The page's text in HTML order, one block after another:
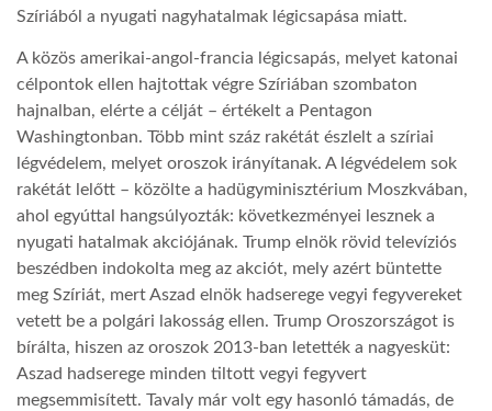
Szíriából a nyugati nagyhatalmak légicsapása miatt.
A közös amerikai-angol-francia légicsapás, melyet katonai
célpontok ellen hajtottak végre Szíriában szombaton
hajnalban, elérte a célját – értékelt a Pentagon
Washingtonban. Több mint száz rakétát észlelt a szíriai
légvédelem, melyet oroszok irányítanak. A légvédelem sok
rakétát lelőtt – közölte a hadügyminisztérium Moszkvában,
ahol egyúttal hangsúlyozták: következményei lesznek a
nyugati hatalmak akciójának. Trump elnök rövid televíziós
beszédben indokolta meg az akciót, mely azért büntette
meg Szíriát, mert Aszad elnök hadserege vegyi fegyvereket
vetett be a polgári lakosság ellen. Trump Oroszországot is
bírálta, hiszen az oroszok 2013-ban letették a nagyesküt:
Aszad hadserege minden tiltott vegyi fegyvert
megsemmisített. Tavaly már volt egy hasonló támadás, de